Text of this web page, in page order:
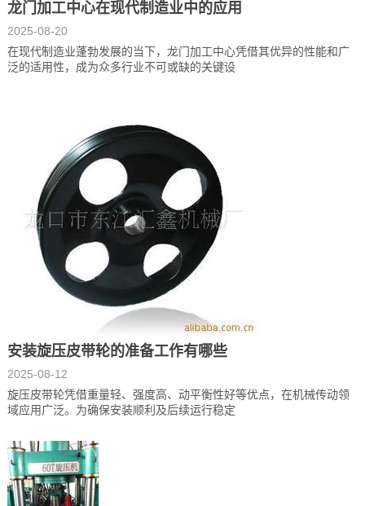
龙门加工中心在现代制造业中的应用
2025-08-20
在现代制造业蓬勃发展的当下，龙门加工中心凭借其优异的性能和广
泛的适用性，成为众多行业不可或缺的关键设
安装旋压皮带轮的准备工作有哪些
2025-08-12
旋压皮带轮凭借重量轻、强度高、动平衡性好等优点，在机械传动领
域应用广泛。为确保安装顺利及后续运行稳定